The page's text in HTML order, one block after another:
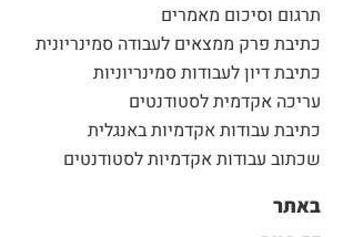
תרגום וסיכום מאמרים
כתיבת פרק ממצאים לעבודה סמינריונית
כתיבת דיון לעבודות סמינריוניות
עריכה אקדמית לסטודנטים
כתיבת עבודות אקדמיות באנגלית
שכתוב עבודות אקדמיות לסטודנטים
באתר